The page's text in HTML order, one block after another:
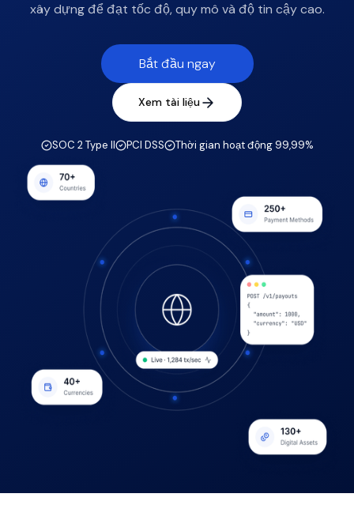
xây dựng để đạt tốc độ, quy mô và độ tin cậy cao.
Bắt đầu ngay
Xem tài liệu
SOC 2 Type II PCI DSS Thời gian hoạt động 99,99%